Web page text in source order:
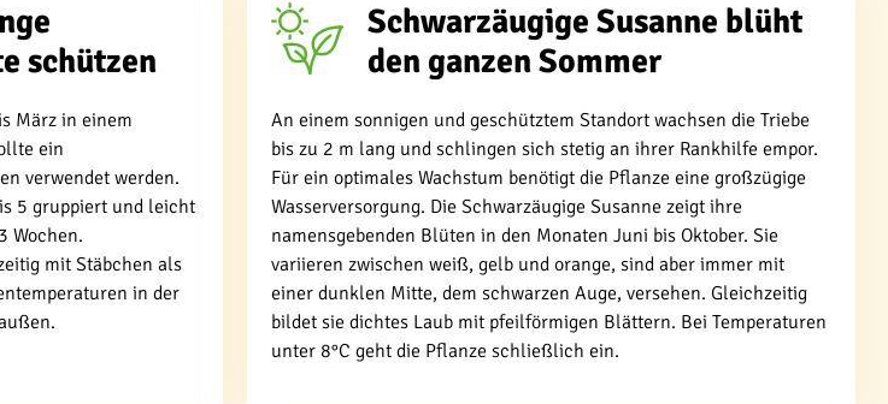
schützen
März in einem
ein
verwendet werden.
5 gruppiert und leicht
Wochen.
mit Stäbchen als
in der
Schwarzäugige Susanne blüht
den ganzen Sommer
An einem sonnigen und geschütztem Standort wachsen die Triebe
bis zu 2 m lang und schlingen sich stetig an ihrer Rankhilfe empor.
Für ein optimales Wachstum benötigt die Pflanze eine großzügige
Wasserversorgung. Die Schwarzäugige Susanne zeigt ihre
namensgebenden Blüten in den Monaten Juni bis Oktober. Sie
variieren zwischen weiß, gelb und orange, sind aber immer mit
einer dunklen Mitte, dem schwarzen Auge, versehen. Gleichzeitig
bildet sie dichtes Laub mit pfeilförmigen Blättern. Bei Temperaturen
unter 8°C geht die Pflanze schließlich ein.